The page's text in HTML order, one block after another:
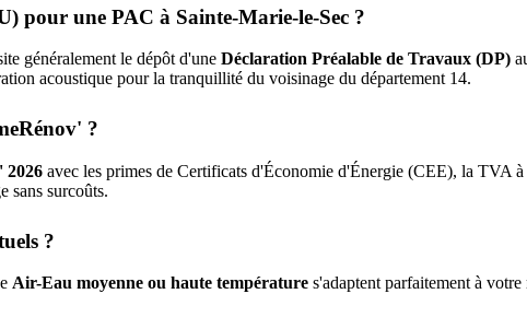
pour une PAC à Sainte-Marie-le-Sec ?
généralement le dépôt d'une Déclaration Préalable de Travaux (DP)
acoustique pour la tranquillité du voisinage du département 14.
?
2026 avec les primes de Certificats d'Économie d'Énergie (CEE), la TVA
sans surcoûts.
?
Air-Eau moyenne ou haute température s'adaptent parfaitement à